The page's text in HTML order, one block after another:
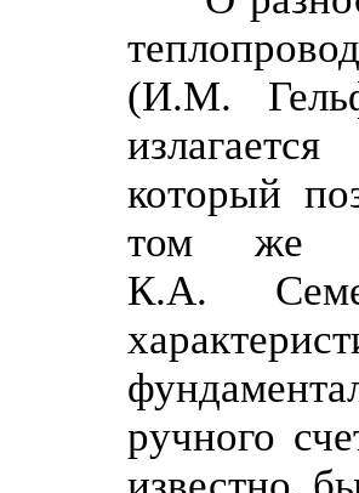
(И.М.
который
том же
К.А.
ручного